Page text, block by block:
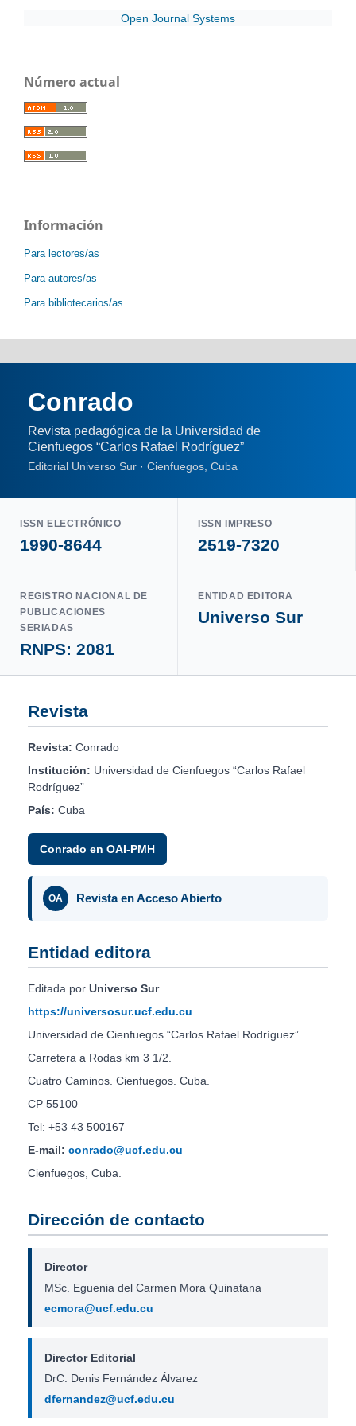
Open Journal Systems
Número actual
Información
Para lectores/as
Para autores/as
Para bibliotecarios/as
Conrado
Revista pedagógica de la Universidad de
Cienfuegos “Carlos Rafael Rodríguez”
Editorial Universo Sur · Cienfuegos, Cuba
ISSN ELECTRÓNICO
1990-8644
ISSN IMPRESO
2519-7320
REGISTRO NACIONAL DE
PUBLICACIONES
SERIADAS
RNPS: 2081
ENTIDAD EDITORA
Universo Sur
Revista
Revista: Conrado
Institución: Universidad de Cienfuegos “Carlos Rafael
Rodríguez”
País: Cuba
Conrado en OAI-PMH
OA Revista en Acceso Abierto
Entidad editora
Editada por Universo Sur.
https://universosur.ucf.edu.cu
Universidad de Cienfuegos “Carlos Rafael Rodríguez”.
Carretera a Rodas km 3 1/2.
Cuatro Caminos. Cienfuegos. Cuba.
CP 55100
Tel: +53 43 500167
E-mail: conrado@ucf.edu.cu
Cienfuegos, Cuba.
Dirección de contacto
Director
MSc. Eguenia del Carmen Mora Quinatana
ecmora@ucf.edu.cu
Director Editorial
DrC. Denis Fernández Álvarez
dfernandez@ucf.edu.cu